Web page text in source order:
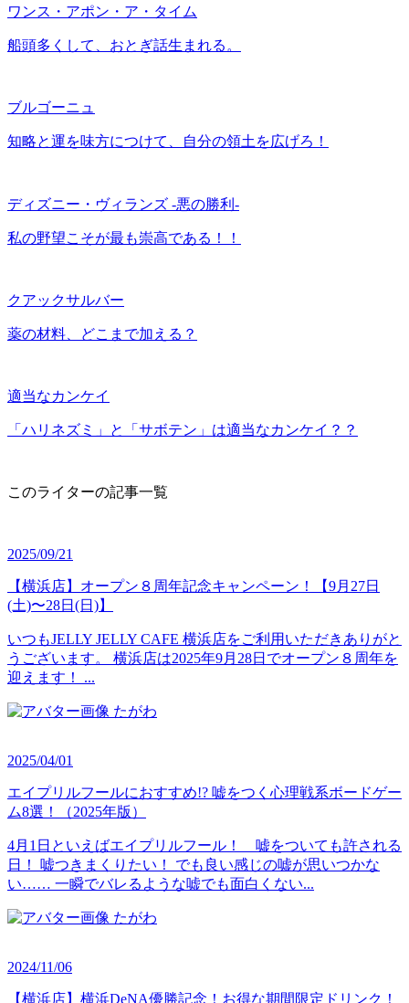
ワンス・アポン・ア・タイム
船頭多くして、おとぎ話生まれる。
ブルゴーニュ
知略と運を味方につけて、自分の領土を広げろ！
ディズニー・ヴィランズ -悪の勝利-
私の野望こそが最も崇高である！！
クアックサルバー
薬の材料、どこまで加える？
適当なカンケイ
「ハリネズミ」と「サボテン」は適当なカンケイ？？
このライターの記事一覧
2025/09/21
【横浜店】オープン８周年記念キャンペーン！【9月27日
(土)〜28日(日)】
いつもJELLY JELLY CAFE 横浜店をご利用いただきありがと
うございます。 横浜店は2025年9月28日でオープン８周年を
迎えます！ ...
たがわ
2025/04/01
エイプリルフールにおすすめ!? 嘘をつく心理戦系ボードゲー
ム8選！（2025年版）
4月1日といえばエイプリルフール！ 嘘をついても許される
日！ 嘘つきまくりたい！ でも良い感じの嘘が思いつかな
い…… 一瞬でバレるような嘘でも面白くない...
たがわ
2024/11/06
【横浜店】横浜DeNA優勝記念！お得な期間限定ドリンク！